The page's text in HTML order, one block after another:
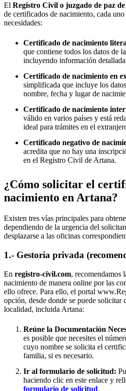
El Registro Civil o juzgado de paz de
de certificados de nacimiento, cada
necesidades:
Certificado de nacimiento
que contiene todos los datos de
incluyendo información
Certificado de nacimiento en
simplificada que incluye los
nombre, fecha y lugar de
Certificado de nacimiento
válido en varios países y está
ideal para trámites en el
Certificado negativo de
acredita que no hay una
en el Registro Civil de Artana.
¿Cómo solicitar el
nacimiento enArtana?
Existen tres vías principales para
dependiendo de la urgencia del
desplazarse a las oficinas
1.- Gestoria privada
En registro-civil.com, recomendamos
nacimiento de manera online por las
ello ofrece. Para ello, el portal
opción, desde donde se puede solicitar
localidad, incluida Artana:
Reúne la Documentación
es posible que necesites el
cuyo nombre se solicita el
familia, si es necesario.
Ir al formulario de solicitud:
haciendo clic en este enlace y
formulario de solicitud.